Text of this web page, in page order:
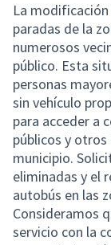
La modificación
paradas de la
numerosos
público. Esta
personas
sin vehículo
para acceder a
públicos y
municipio.
eliminadas y el
autobús en las
Consideramos
servicio con la